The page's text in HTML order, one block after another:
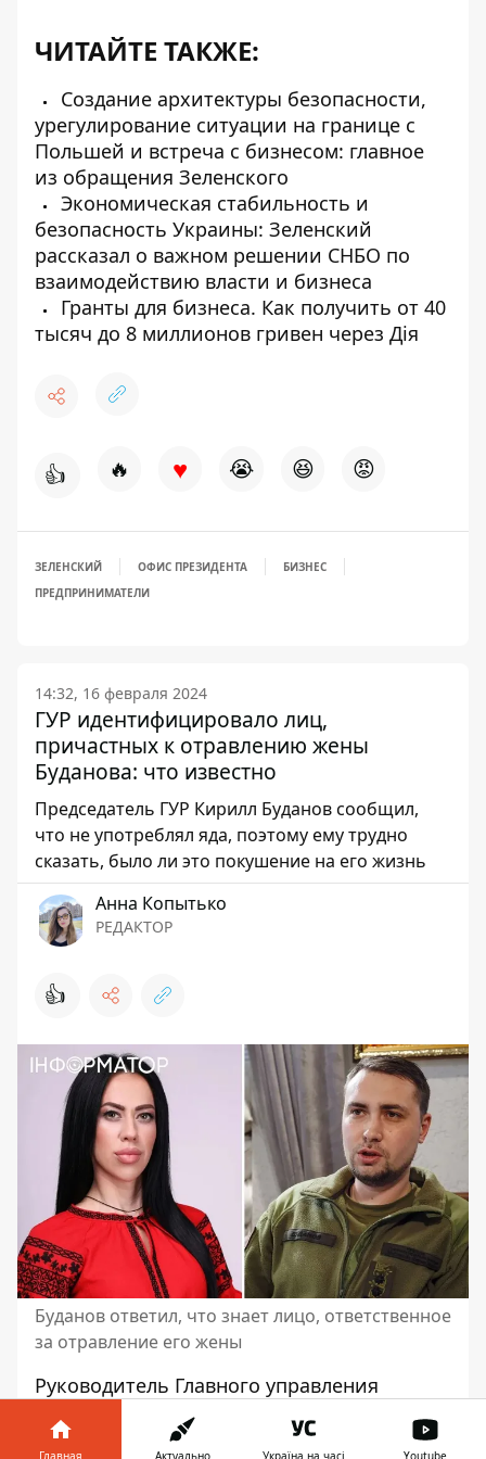
ЧИТАЙТЕ ТАКЖЕ:
Создание архитектуры безопасности,
урегулирование ситуации на границе с
Польшей и встреча с бизнесом: главное
из обращения Зеленского
Экономическая стабильность и
безопасность Украины: Зеленский
рассказал о важном решении СНБО по
взаимодействию власти и бизнеса
Гранты для бизнеса. Как получить от 40
тысяч до 8 миллионов гривен через Дія
👍 🔥 ♥ 😭 😆 😡
ЗЕЛЕНСКИЙ ОФИС ПРЕЗИДЕНТА
БИЗНЕС
ПРЕДПРИНИМАТЕЛИ
14:32, 16 февраля 2024
ГУР идентифицировало лиц,
причастных к отравлению жены
Буданова: что известно
Председатель ГУР Кирилл Буданов сообщил,
что не употреблял яда, поэтому ему трудно
сказать, было ли это покушение на его жизнь
Анна Копытько
РЕДАКТОР
👍
Буданов ответил, что знает лицо, ответственное
за отравление его жены
Руководитель Главного управления
разведки Министерства обороны Кирилл
Буданов заявил о том, что он определил
Главная Актуально Україна на часі Youtube